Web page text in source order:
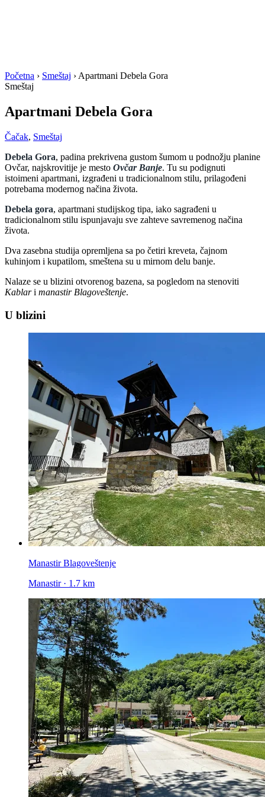
Početna › Smeštaj › Apartmani Debela Gora
Smeštaj
Apartmani Debela Gora
Čačak, Smeštaj
Debela Gora, padina prekrivena gustom šumom u podnožju planine
Ovčar, najskrovitije je mesto Ovčar Banje. Tu su podignuti
istoimeni apartmani, izgrađeni u tradicionalnom stilu, prilagođeni
potrebama modernog načina života.
Debela gora, apartmani studijskog tipa, iako sagrađeni u
tradicionalnom stilu ispunjavaju sve zahteve savremenog načina
života.
Dva zasebna studija opremljena sa po četiri kreveta, čajnom
kuhinjom i kupatilom, smeštena su u mirnom delu banje.
Nalaze se u blizini otvorenog bazena, sa pogledom na stenoviti
Kablari manastir Blagoveštenje.
U blizini
Manastir Blagoveštenje
Manastir · 1.7 km